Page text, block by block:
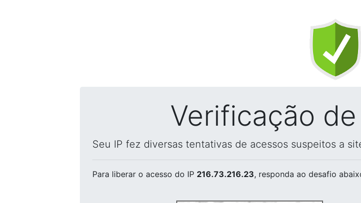
Verificação
Seu IP fez diversas tentativas de acessos suspeitos a
Para liberar o acesso do IP 216.73.216.23, responda ao desafio